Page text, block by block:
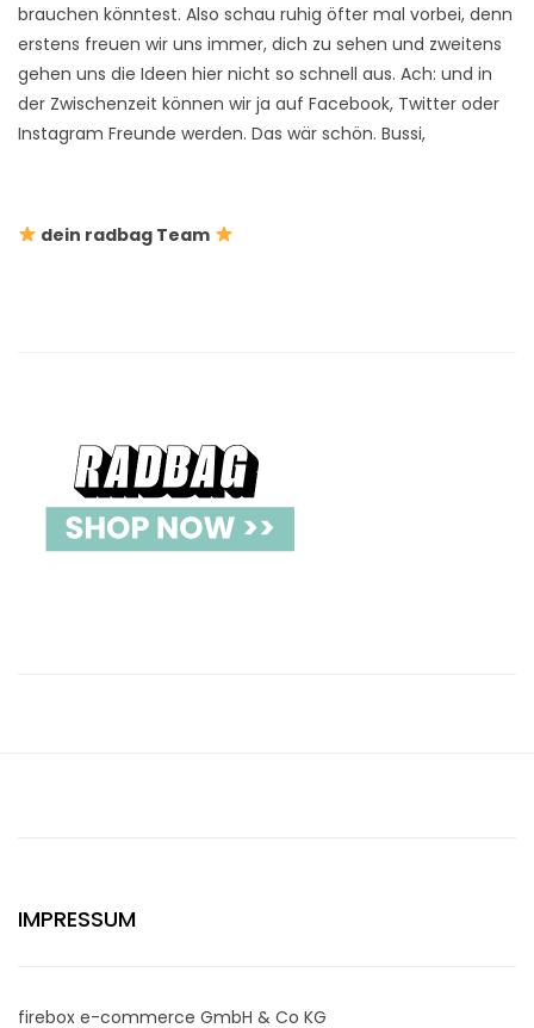
brauchen könntest. Also schau ruhig öfter mal vorbei, denn
erstens freuen wir uns immer, dich zu sehen und zweitens
gehen uns die Ideen hier nicht so schnell aus. Ach: und in
der Zwischenzeit können wir ja auf Facebook, Twitter oder
Instagram Freunde werden. Das wär schön. Bussi,
dein radbag Team
IMPRESSUM
firebox e-commerce GmbH & Co KG